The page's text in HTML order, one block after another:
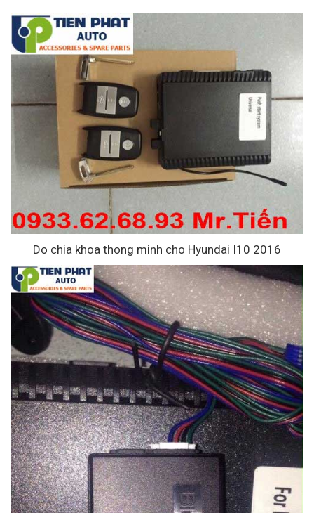
Do chia khoa thong minh cho Hyundai I10 2016